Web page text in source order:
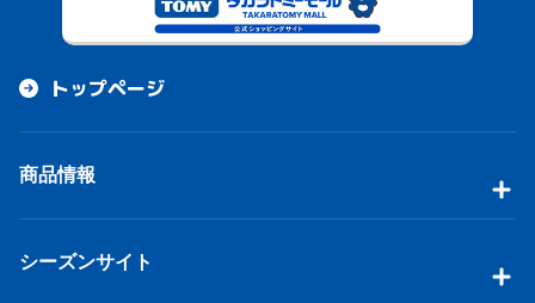
トップページ
商品情報
シーズンサイト